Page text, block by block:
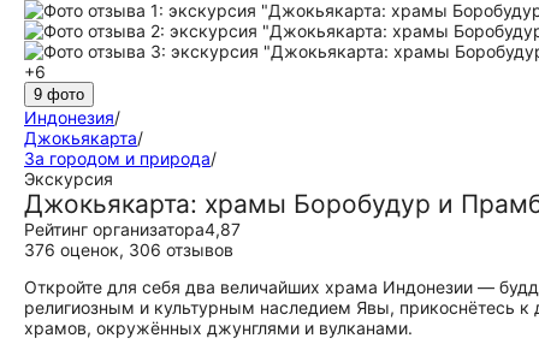
+6
9 фото
Индонезия/
Джокьякарта/
За городом и природа/
Экскурсия
Джокьякарта: храмы Боробудур и
Рейтинг организатора4,87
376 оценок, 306 отзывов
Откройте для себя два величайших храма Индонезии —
религиозным и культурным наследием Явы, прикоснётесь
храмов, окружённых джунглями и вулканами.